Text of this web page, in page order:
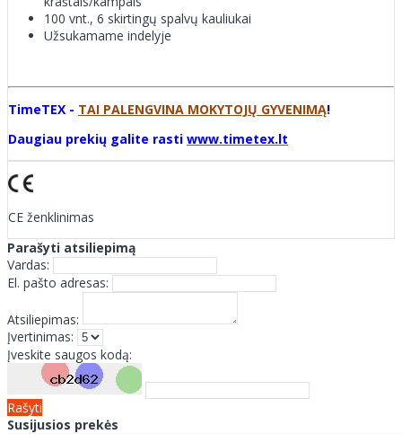
100 vnt., 6 skirtingų spalvų kauliukai
Užsukamame indelyje
TimeTEX - TAI PALENGVINA MOKYTOJŲ GYVENIMĄ!
Daugiau prekių galite rasti www.timetex.lt
CE ženklinimas
Parašyti atsiliepimą
Vardas:
El. pašto adresas:
Atsiliepimas:
Įvertinimas:
Įveskite saugos kodą:
Rašyti
Susijusios prekės